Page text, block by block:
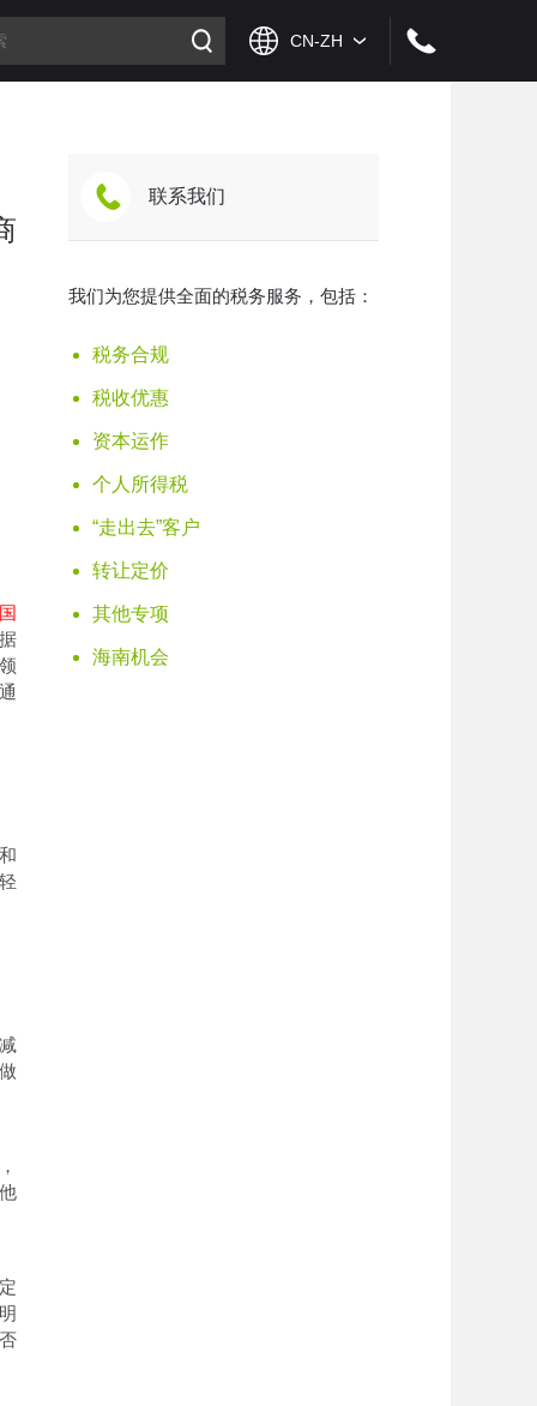
国
联系我们
我们为您提供全面的税务服务，包括：
税务合规
税收优惠
资本运作
个人所得税
“走出去”客户
转让定价
其他专项
海南机会